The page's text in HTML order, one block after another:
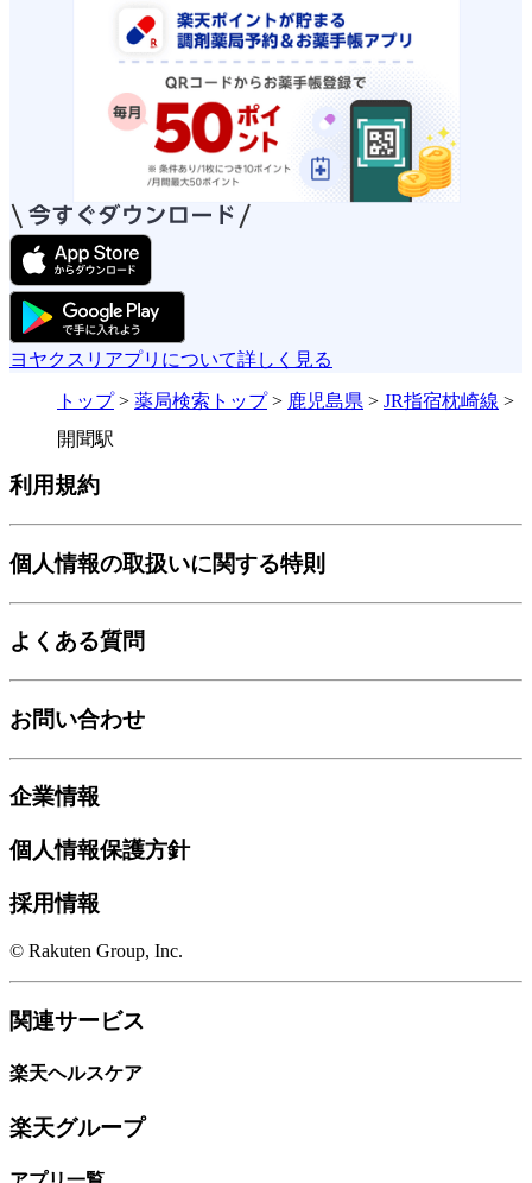
ヨヤクスリアプリについて詳しく見る
トップ> 薬局検索トップ> 鹿児島県 > JR指宿枕崎線 >
開聞駅
利用規約
個人情報の取扱いに関する特則
よくある質問
お問い合わせ
企業情報
個人情報保護方針
採用情報
© Rakuten Group, Inc.
関連サービス
楽天ヘルスケア
楽天グループ